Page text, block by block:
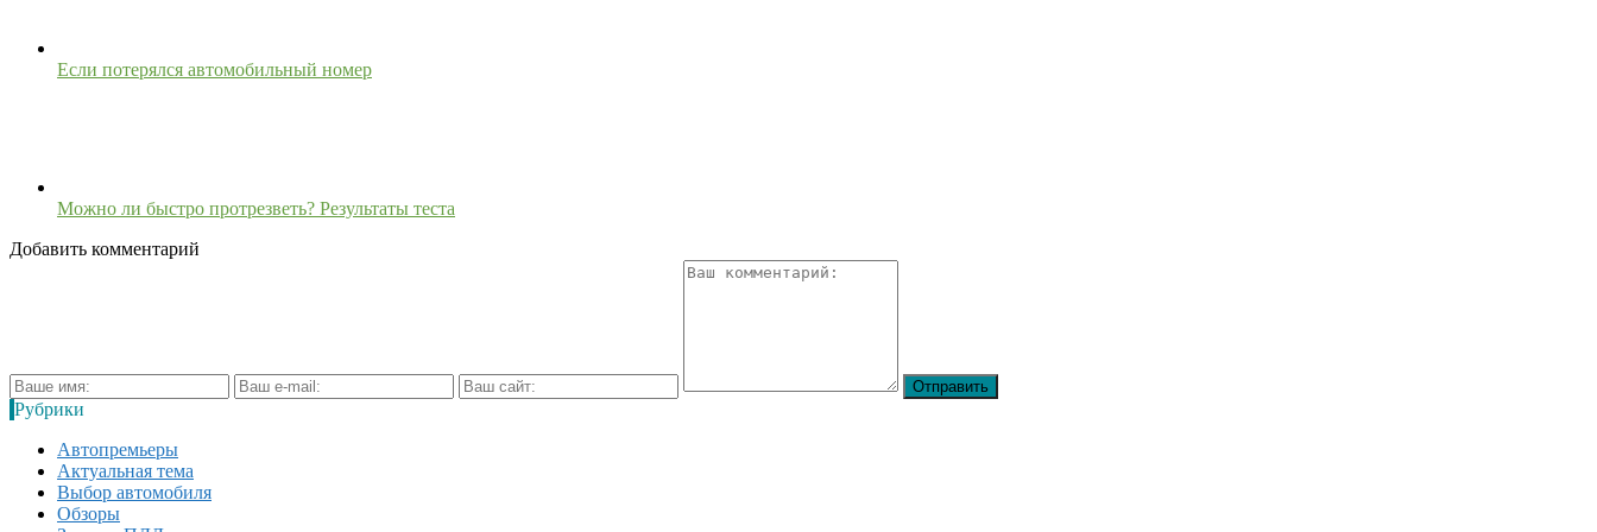
Если потерялся автомобильный номер
Можно ли быстро протрезветь? Результаты теста
Добавить комментарий
Рубрики
Автопремьеры
Актуальная тема
Выбор автомобиля
Обзоры